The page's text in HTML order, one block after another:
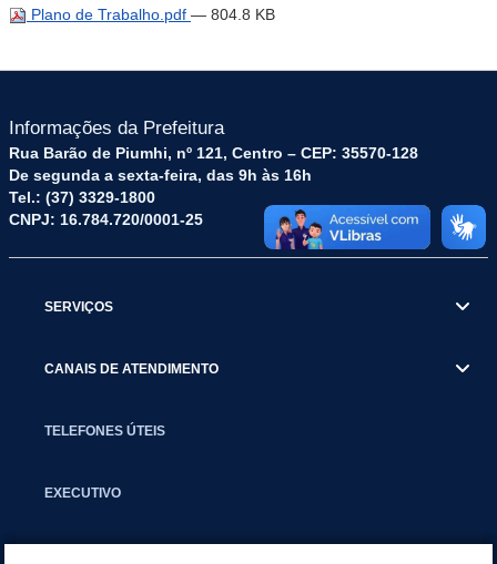
Plano de Trabalho.pdf — 804.8 KB
Informações da Prefeitura
Rua Barão de Piumhi, nº 121, Centro – CEP: 35570-128
De segunda a sexta-feira, das 9h às 16h
Tel.: (37) 3329-1800
CNPJ: 16.784.720/0001-25
SERVIÇOS
CANAIS DE ATENDIMENTO
TELEFONES ÚTEIS
EXECUTIVO